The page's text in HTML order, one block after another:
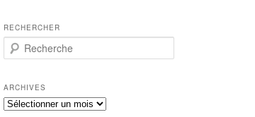
RECHERCHER
e
h
e
r
ARCHIVES
Archives